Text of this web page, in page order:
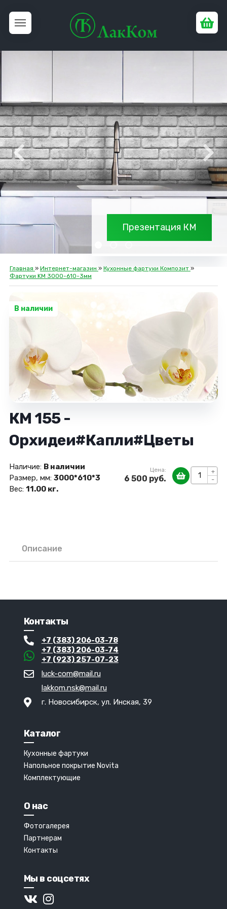
Презентация КМ
Главная » Интернет-магазин » Кухонные фартуки Композит »
Фартуки KM 3000-610-3мм
В наличии
КМ 155 -
Орхидеи#Капли#Цветы
+
-
Цена:
6 500 руб.
Наличие: В наличии
Размер, мм: 3000*610*3
Вес: 11.00 кг.
Описание
Контакты
+7 (383) 206-03-78
+7 (383) 206-03-74
+7 (923) 257-07-23
luck-com@mail.ru
lakkom.nsk@mail.ru
г. Новосибирск, ул. Инская, 39
Каталог
Кухонные фартуки
Напольное покрытие Novita
Комплектующие
О нас
Фотогалерея
Партнерам
Контакты
Мы в соцсетях